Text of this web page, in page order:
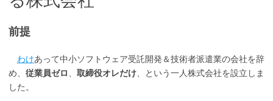
前提
わけあって中小ソフトウェア受託開発＆技術者派遣業の会社を辞
め、 従業員ゼロ 取締役オレだけ 、という一人株式会社を設立しま
した。